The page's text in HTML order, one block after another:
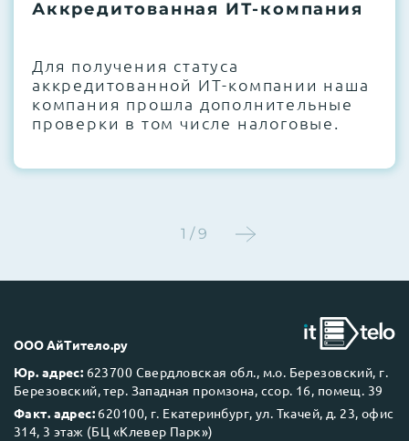
термоинтерфейсов, замена батареек
Этап 4:Стресс-тестирование под 100%
нагрузкой в течение 72 часов для
проверки стабильности всех подсистем
Next Business Day (NBD)
Аккредитованная ИТ-компания
Для получения статуса
аккредитованной ИТ-компании наша
компания прошла дополнительные
проверки в том числе налоговые.
1 / 9
ООО АйТитело.ру
Юр. адрес: 623700 Свердловская обл., м.о. Березовский, г.
Березовский, тер. Западная промзона, ссор. 16, помещ. 39
Факт. адрес: 620100, г. Екатеринбург, ул. Ткачей, д. 23, офис
314, 3 этаж (БЦ «Клевер Парк»)